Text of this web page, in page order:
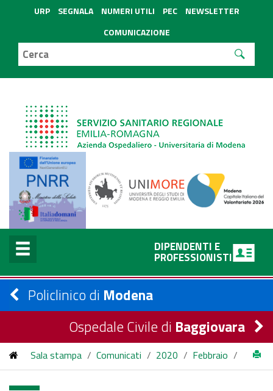
URP SEGNALA NUMERI UTILI PEC
NEWSLETTER
COMUNICAZIONE
DIPENDENTI E
PROFESSIONISTI
Policlinico di Modena
Ospedale Civile di Baggiovara
Sala stampa / Comunicati / 2020 / Febbraio /